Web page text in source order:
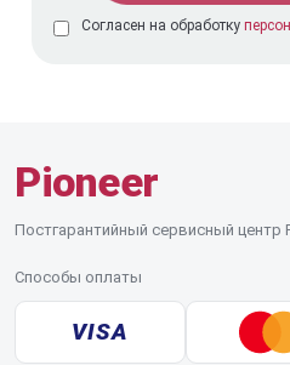
Согласен на обработку
Pioneer
Постгарантийный сервисный центр
Способы оплаты
VISA